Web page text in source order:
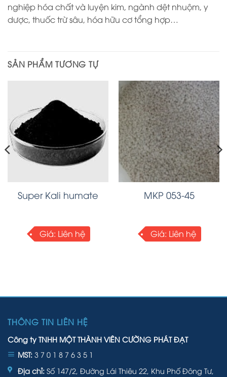
nghiệp hóa chất và luyện kim, ngành dệt nhuộm, y
dược, thuốc trừ sâu, hóa hữu cơ tổng hợp…
SẢN PHẨM TƯƠNG TỰ
Super Kali humate
Giá: Liên hệ
MKP 053-45
Giá: Liên hệ
THÔNG TIN LIÊN HỆ
Công ty TNHH MỘT THÀNH VIÊN CƯỜNG PHÁT ĐẠT
MST: 3 7 0 1 8 7 6 3 5 1
Địa chỉ: Số 147/2, Đường Lái Thiêu 22, Khu Phố Đông Tư,